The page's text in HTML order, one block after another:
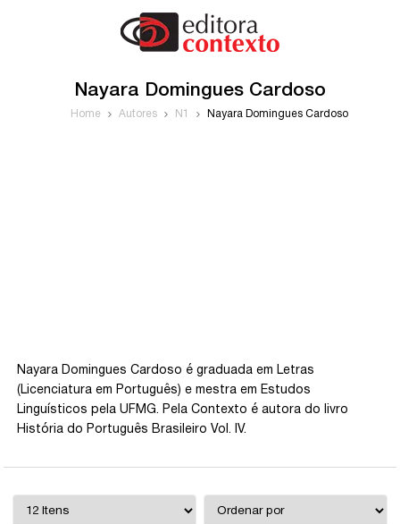
Nayara Domingues Cardoso
Home Autores N1 Nayara Domingues Cardoso
Nayara Domingues Cardoso é graduada em Letras
(Licenciatura em Português) e mestra em Estudos
Linguísticos pela UFMG. Pela Contexto é autora do livro
História do Português Brasileiro Vol. IV.